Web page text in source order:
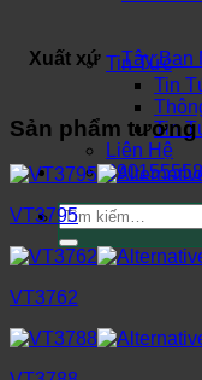
Tin Tức
Tin
Tin
Liên Hệ
Tìm
kiếm:
Xuất xứ Tây Ban
Sản phẩm
VT3795
VT3762